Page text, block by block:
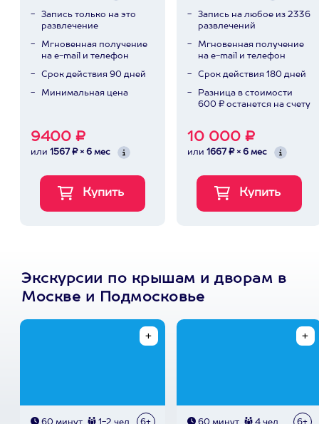
Запись только на это
развлечение
Мгновенная получение
на e-mail и телефон
Срок действия 90 дней
Минимальная цена
9400 ₽
или 1567 ₽ × 6 мес
Запись на любое из 2336
развлечений
Мгновенная получение
на e-mail и телефон
Срок действия 180 дней
Разница в стоимости
600 ₽ останется на счету
10 000 ₽
или 1667 ₽ × 6 мес
Экскурсии по крышам и дворам в
Москве и Подмосковье